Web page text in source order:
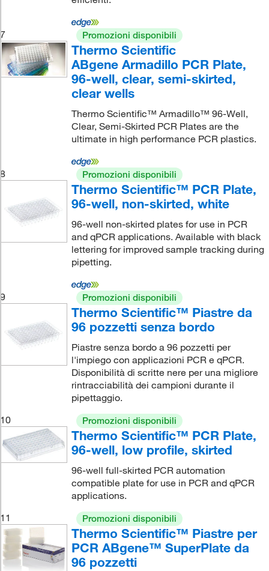
7 Promozioni disponibili
Thermo Scientific
ABgene Armadillo PCR Plate,
96-well, clear, semi-skirted,
clear wells
Thermo Scientific™ Armadillo™ 96-Well,
Clear, Semi-Skirted PCR Plates are the
ultimate in high performance PCR plastics.
8 Promozioni disponibili
Thermo Scientific™ PCR Plate,
96-well, non-skirted, white
96-well non-skirted plates for use in PCR
and qPCR applications. Available with black
lettering for improved sample tracking during
pipetting.
9 Promozioni disponibili
Thermo Scientific™ Piastre da
96 pozzetti senza bordo
Piastre senza bordo a 96 pozzetti per
l'impiego con applicazioni PCR e qPCR.
Disponibilità di scritte nere per una migliore
rintracciabilità dei campioni durante il
pipettaggio.
10
Promozioni disponibili
Thermo Scientific™ PCR Plate,
96-well, low profile, skirted
96-well full-skirted PCR automation
compatible plate for use in PCR and qPCR
applications.
11
Promozioni disponibili
Thermo Scientific™ Piastre per
PCR ABgene™ SuperPlate da
96 pozzetti